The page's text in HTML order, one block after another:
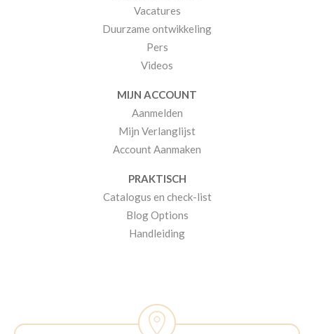
Vacatures
Duurzame ontwikkeling
Pers
Videos
MIJN ACCOUNT
Aanmelden
Mijn Verlanglijst
Account Aanmaken
PRAKTISCH
Catalogus en check-list
Blog Options
Handleiding